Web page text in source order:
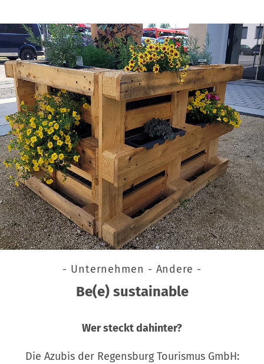
- Unternehmen - Andere -
Be(e) sustainable
Wer steckt dahinter?
Die Azubis der Regensburg Tourismus GmbH: